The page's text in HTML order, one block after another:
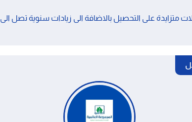
متزايدة على التحصيل بالاضافة الى زيادات سنوية تصل الى 10%.